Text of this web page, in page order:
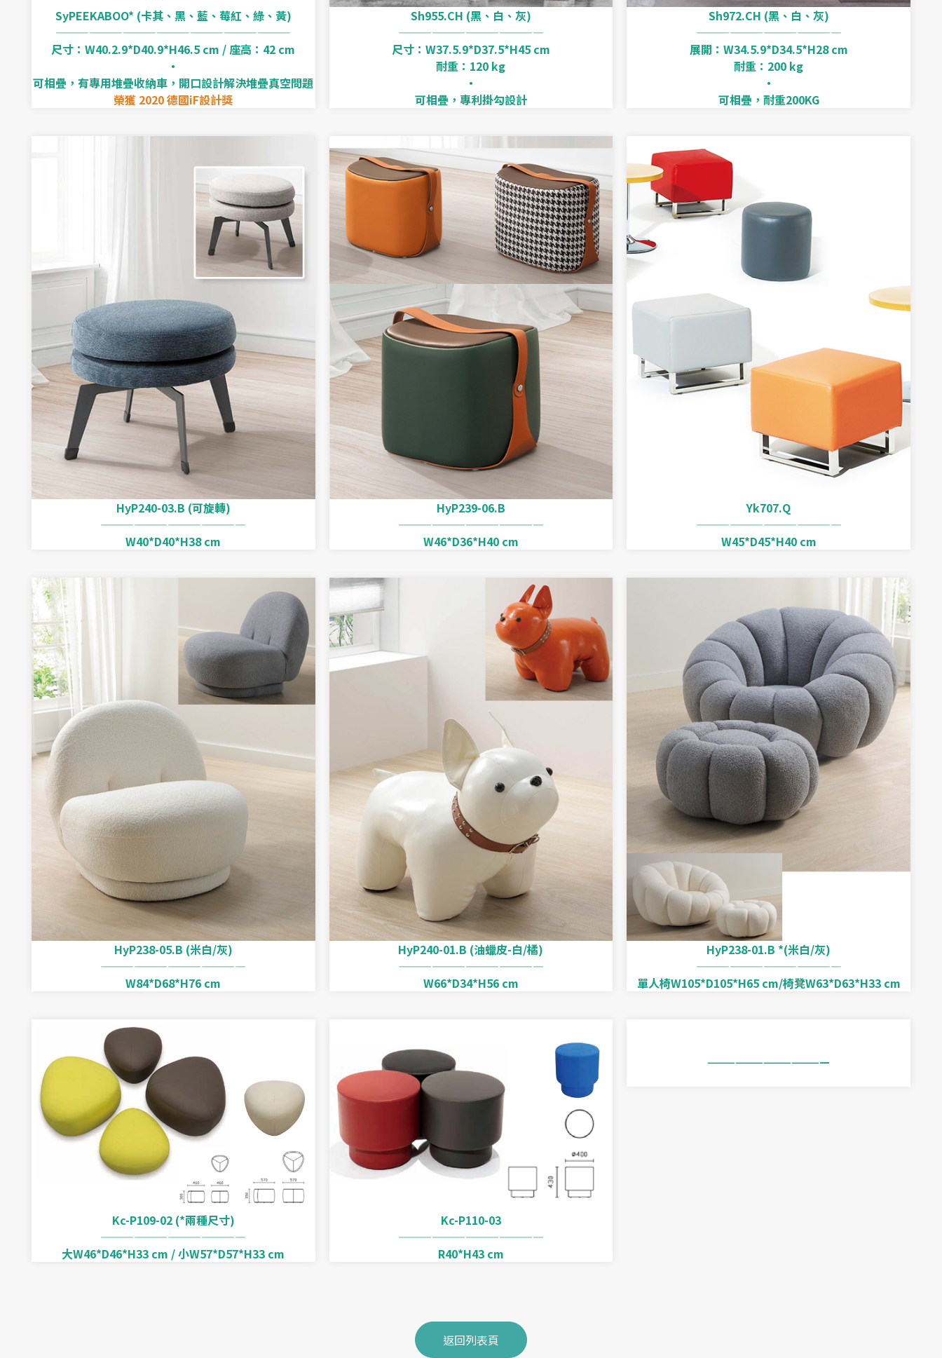
SyPEEKABOO* (卡其、黑、藍、莓紅、綠、黃)
—————————————————————
尺寸：W40.2.9*D40.9*H46.5 cm / 座高：42 cm
‧
可相疊，有專用堆疊收納車，開口設計解決堆疊真空問題
榮獲 2020 德國iF設計獎
Sh955.CH (黑、白、灰)
—————————————
尺寸：W37.5.9*D37.5*H45 cm
耐重：120 kg
‧
可相疊，專利掛勾設計
Sh972.CH (黑、白、灰)
—————————————
展開：W34.5.9*D34.5*H28 cm
耐重：200 kg
‧
可相疊，耐重200KG
HyP240-03.B (可旋轉)
—————————————
W40*D40*H38 cm
HyP239-06.B
—————————————
W46*D36*H40 cm
Yk707.Q
—————————————
W45*D45*H40 cm
HyP238-05.B (米白/灰)
—————————————
W84*D68*H76 cm
HyP240-01.B (油蠟皮-白/橘)
—————————————
W66*D34*H56 cm
HyP238-01.B *(米白/灰)
—————————————
單人椅W105*D105*H65 cm/椅凳W63*D63*H33 cm
Kc-P109-02 (*兩種尺寸)
—————————————
大W46*D46*H33 cm / 小W57*D57*H33 cm
Kc-P110-03
—————————————
R40*H43 cm
—————————————
返回列表頁